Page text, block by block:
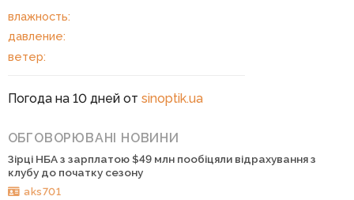
влажность:
давление:
ветер:
Погода на 10 дней от sinoptik.ua
ОБГОВОРЮВАНІ НОВИНИ
Зірці НБА з зарплатою $49 млн пообіцяли відрахування з
клубу до початку сезону
aks701